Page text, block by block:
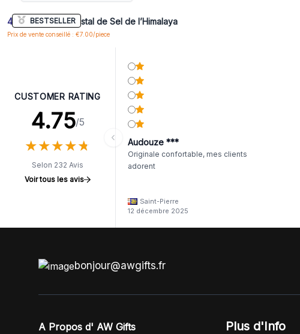
BESTSELLER
4x Bougeoir en cristal de Sel de l’Himalaya
Prix de vente conseillé : €7.00/piece
CUSTOMER RATING
4.75/5
★★★★★
★★★★★
Selon 232 Avis
Voir tous les avis
Audouze ***
Originale confortable, mes clients
adorent
Saint-Pierre
12 décembre 2025
bonjour@awgifts.fr
A Propos d' AW Gifts Plus d'Info